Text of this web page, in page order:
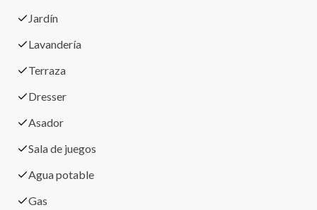
Jardín
Lavandería
Terraza
Dresser
Asador
Sala de juegos
Agua potable
Gas